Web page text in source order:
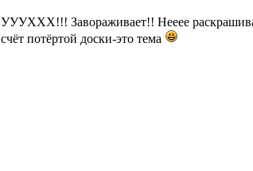
УУУХХХ!!! Завораживает!! Нееее
счёт потёртой доски-это тема